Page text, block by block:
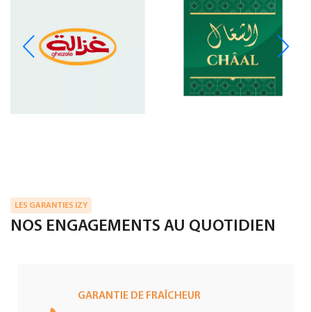
LES GARANTIES IZY
NOS ENGAGEMENTS AU QUOTIDIEN
GARANTIE DE FRAÎCHEUR